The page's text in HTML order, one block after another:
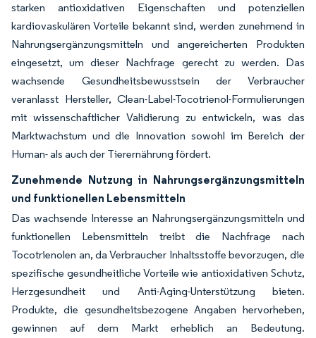
starken antioxidativen Eigenschaften und potenziellen
kardiovaskulären Vorteile bekannt sind, werden zunehmend in
Nahrungsergänzungsmitteln und angereicherten Produkten
eingesetzt, um dieser Nachfrage gerecht zu werden. Das
wachsende Gesundheitsbewusstsein der Verbraucher
veranlasst Hersteller, Clean-Label-Tocotrienol-Formulierungen
mit wissenschaftlicher Validierung zu entwickeln, was das
Marktwachstum und die Innovation sowohl im Bereich der
Human- als auch der Tierernährung fördert.
Zunehmende Nutzung in Nahrungsergänzungsmitteln
und funktionellen Lebensmitteln
Das wachsende Interesse an Nahrungsergänzungsmitteln und
funktionellen Lebensmitteln treibt die Nachfrage nach
Tocotrienolen an, da Verbraucher Inhaltsstoffe bevorzugen, die
spezifische gesundheitliche Vorteile wie antioxidativen Schutz,
Herzgesundheit und Anti-Aging-Unterstützung bieten.
Produkte, die gesundheitsbezogene Angaben hervorheben,
gewinnen auf dem Markt erheblich an Bedeutung.